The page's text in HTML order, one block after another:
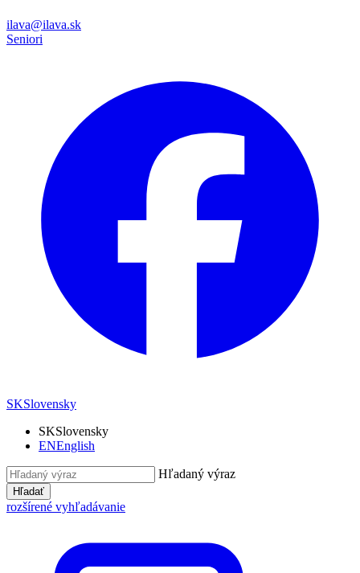
ilava@ilava.sk
Seniori
SKSlovensky
SKSlovensky
ENEnglish
Hľadaný výraz
Hľadať
rozšírené vyhľadávanie